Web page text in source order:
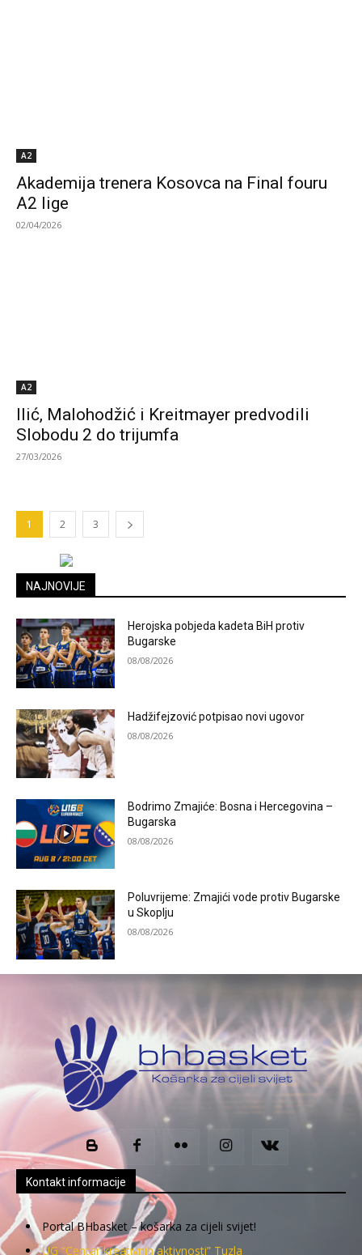
A2
Akademija trenera Kosovca na Final fouru
A2 lige
02/04/2026
A2
Ilić, Malohodžić i Kreitmayer predvodili
Slobodu 2 do trijumfa
27/03/2026
1 2 3
NAJNOVIJE
Herojska pobjeda kadeta BiH protiv
Bugarske
08/08/2026
Hadžifejzović potpisao novi ugovor
08/08/2026
Bodrimo Zmajiće: Bosna i Hercegovina –
Bugarska
08/08/2026
Poluvrijeme: Zmajići vode protiv Bugarske
u Skoplju
08/08/2026
Kontakt informacije
Portal BHbasket – košarka za cijeli svijet!
UG “Centar kreativnih aktivnosti” Tuzla